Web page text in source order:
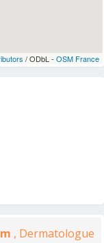
/ ODbL - OSM France
, Dermatologue